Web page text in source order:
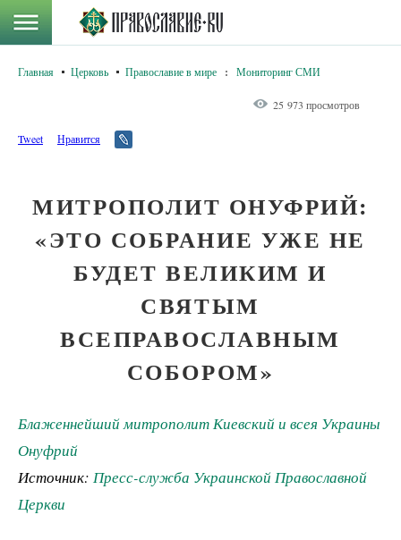
Главная Церковь Православие в мире : Мониторинг СМИ
25 973 просмотров
Tweet Нравится
МИТРОПОЛИТ ОНУФРИЙ:
«ЭТО СОБРАНИЕ УЖЕ НЕ
БУДЕТ ВЕЛИКИМ И
СВЯТЫМ
ВСЕПРАВОСЛАВНЫМ
СОБОРОМ»
Блаженнейший митрополит Киевский и всея Украины
Онуфрий
Источник: Пресс-служба Украинской Православной
Церкви